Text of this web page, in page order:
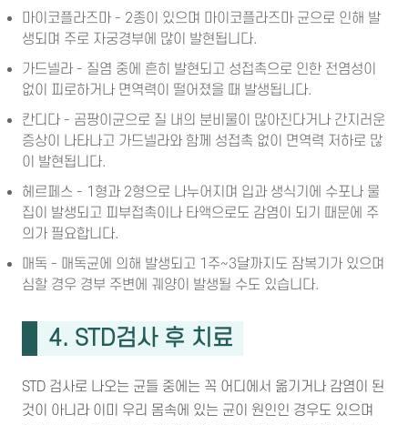
마이코플라즈마 - 2종이 있으며 마이코플라즈마 균으로 인해 발
생되며 주로 자궁경부에 많이 발현됩니다.
가드넬라 - 질염 중에 흔히 발현되고 성접촉으로 인한 전염성이
없이 피로하거나 면역력이 떨어졌을 때 발생됩니다.
칸디다 - 곰팡이균으로 질 내의 분비물이 많아진다거나 간지러운
증상이 나타나고 가드넬라와 함께 성접촉 없이 면역력 저하로 많
이 발현됩니다.
헤르페스 - 1형과 2형으로 나누어지며 입과 생식기에 수포나 물
집이 발생되고 피부접촉이나 타액으로도 감염이 되기 때문에 주
의가 필요합니다.
매독 - 매독균에 의해 발생되고 1주~3달까지도 잠복기가 있으며
심할 경우 경부 주변에 궤양이 발생될 수도 있습니다.
4. STD검사 후 치료
STD 검사로 나오는 균들 중에는 꼭 어디에서 옮기거나 감염이 된
것이 아니라 이미 우리 몸속에 있는 균이 원인인 경우도 있으며